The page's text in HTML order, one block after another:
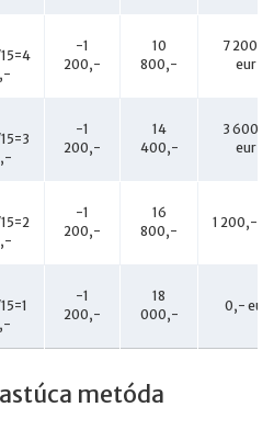
-1
200,-
10
800,-
7 200,-
eur
-1
200,-
14
400,-
3 600,-
eur
-1
200,-
16
800,-
1 200,-
-1
200,-
18
000,-
0,- eur
metóda